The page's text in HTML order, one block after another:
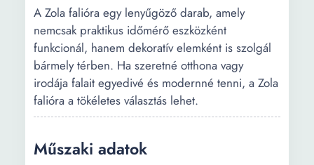
A Zola falióra egy lenyűgöző darab, amely
nemcsak praktikus időmérő eszközként
funkcionál, hanem dekoratív elemként is szolgál
bármely térben. Ha szeretné otthona vagy
irodája falait egyedivé és modernné tenni, a Zola
falióra a tökéletes választás lehet.
Műszaki adatok